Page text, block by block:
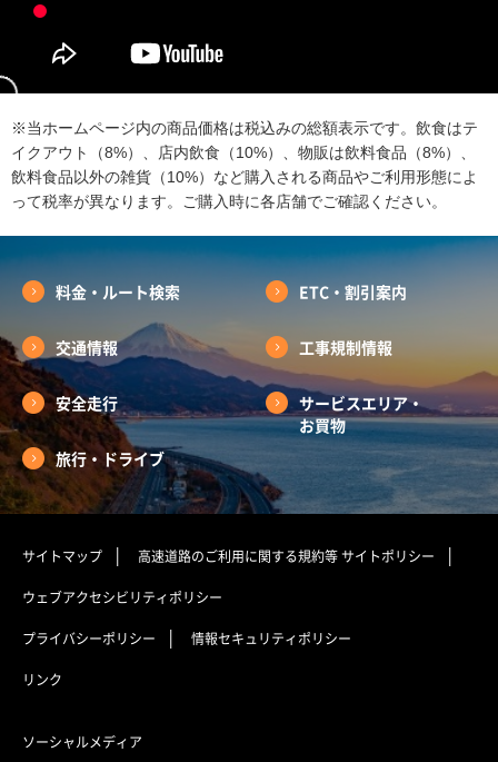
※当ホームページ内の商品価格は税込みの総額表示です。飲食はテ
イクアウト（8%）、店内飲食（10%）、物販は飲料食品（8%）、
飲料食品以外の雑貨（10%）など購入される商品やご利用形態によ
って税率が異なります。ご購入時に各店舗でご確認ください。
料金・ルート検索 ETC・割引案内
交通情報 工事規制情報
安全走行
サービスエリア・
お買物
旅行・ドライブ
サイトマップ 高速道路のご利用に関する規約等サイトポリシー
ウェブアクセシビリティポリシー
プライバシーポリシー 情報セキュリティポリシー
リンク
ソーシャルメディア